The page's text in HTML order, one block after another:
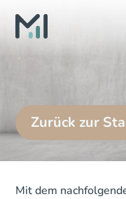
Zurück zur
Mit dem